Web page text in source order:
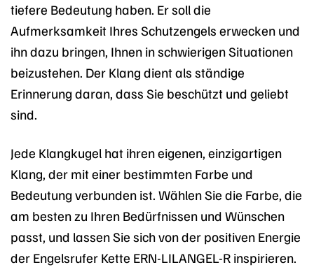
tiefere Bedeutung haben. Er soll die
Aufmerksamkeit Ihres Schutzengels erwecken und
ihn dazu bringen, Ihnen in schwierigen Situationen
beizustehen. Der Klang dient als ständige
Erinnerung daran, dass Sie beschützt und geliebt
sind.
Jede Klangkugel hat ihren eigenen, einzigartigen
Klang, der mit einer bestimmten Farbe und
Bedeutung verbunden ist. Wählen Sie die Farbe, die
am besten zu Ihren Bedürfnissen und Wünschen
passt, und lassen Sie sich von der positiven Energie
der Engelsrufer Kette ERN-LILANGEL-R inspirieren.